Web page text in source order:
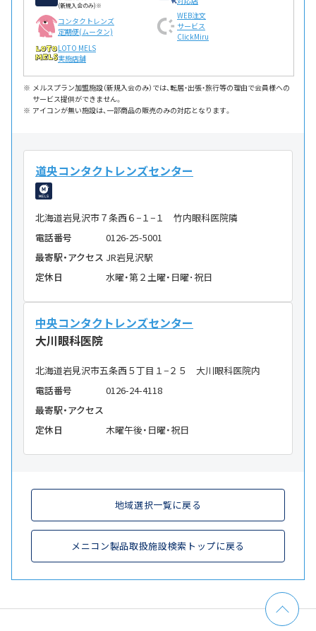
(新規入会のみ)※
コンタクトレンズ
定期便(ムータン)
WEB注文
サービス
ClickMiru
LOTO MELS
実施店舗
メルスプラン加盟施設（新規入会のみ）では、転居・出張・旅行等の理由で会員様への
サービス提供ができません。
アイコンが無い施設は、一部商品の販売のみの対応となります。
道央コンタクトレンズセンター
北海道岩見沢市７条西６−１−１ 竹内眼科医院隣
電話番号
0126-25-5001
最寄駅・アクセス JR岩見沢駅
定休日
水曜・第２土曜・日曜･祝日
中央コンタクトレンズセンター
大川眼科医院
北海道岩見沢市五条西５丁目１−２５ 大川眼科医院内
電話番号
0126-24-4118
最寄駅・アクセス
定休日
木曜午後・日曜・祝日
地域選択一覧に戻る
メニコン製品取扱施設検索トップに戻る